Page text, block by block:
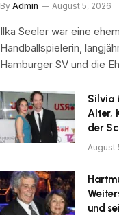
By Admin August 5, 2026
Ilka Seeler war eine
Handballspielerin,
Hamburger SV und die
Silvia
Alter,
der
August
und